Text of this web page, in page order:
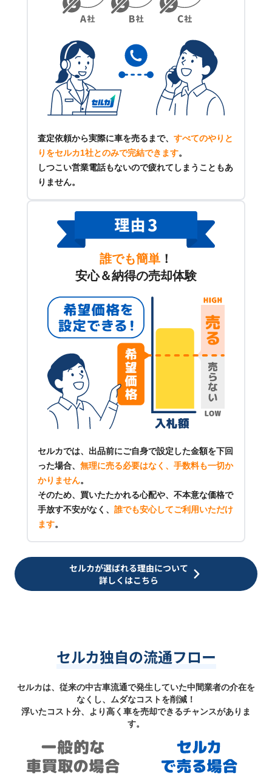
査定依頼から実際に車を売るまで、 すべてのやりと
りをセルカ1社とのみで完結できます。
しつこい営業電話もないので疲れてしまうこともあ
りません。
誰でも簡単 ！
安心＆納得の売却体験
セルカでは、出品前にご自身で設定した金額を下回
った場合、 無理に売る必要はなく、手数料も一切か
かりません。
そのため、買いたたかれる心配や、不本意な価格で
手放す不安がなく、 誰でも安心してご利用いただけ
ます。
セルカが選ばれる理由について
詳しくはこちら
セルカ独自の流通フロー
セルカは、従来の中古車流通で発生していた中間業者の介在を
なくし、ムダなコストを削減！
浮いたコスト分、より高く車を売却できるチャンスがありま
す。